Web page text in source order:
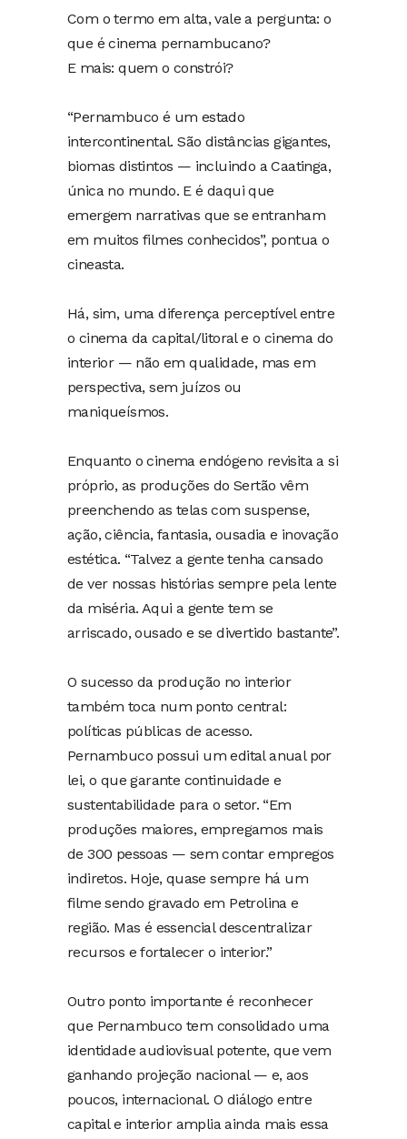
Com o termo em alta, vale a pergunta: o
que é cinema pernambucano?
E mais: quem o constrói?
“Pernambuco é um estado
intercontinental. São distâncias gigantes,
biomas distintos — incluindo a Caatinga,
única no mundo. E é daqui que
emergem narrativas que se entranham
em muitos filmes conhecidos”, pontua o
cineasta.
Há, sim, uma diferença perceptível entre
o cinema da capital/litoral e o cinema do
interior — não em qualidade, mas em
perspectiva, sem juízos ou
maniqueísmos.
Enquanto o cinema endógeno revisita a si
próprio, as produções do Sertão vêm
preenchendo as telas com suspense,
ação, ciência, fantasia, ousadia e inovação
estética. “Talvez a gente tenha cansado
de ver nossas histórias sempre pela lente
da miséria. Aqui a gente tem se
arriscado, ousado e se divertido bastante”.
O sucesso da produção no interior
também toca num ponto central:
políticas públicas de acesso.
Pernambuco possui um edital anual por
lei, o que garante continuidade e
sustentabilidade para o setor. “Em
produções maiores, empregamos mais
de 300 pessoas — sem contar empregos
indiretos. Hoje, quase sempre há um
filme sendo gravado em Petrolina e
região. Mas é essencial descentralizar
recursos e fortalecer o interior.”
Outro ponto importante é reconhecer
que Pernambuco tem consolidado uma
identidade audiovisual potente, que vem
ganhando projeção nacional — e, aos
poucos, internacional. O diálogo entre
capital e interior amplia ainda mais essa